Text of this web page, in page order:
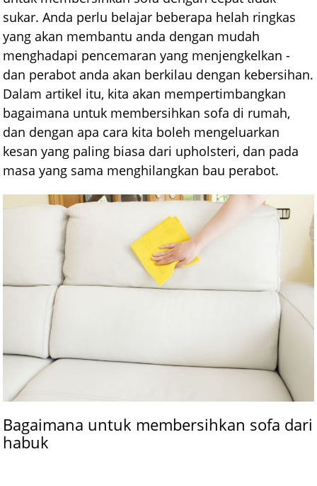
sukar. Anda perlu belajar beberapa helah ringkas
yang akan membantu anda dengan mudah
menghadapi pencemaran yang menjengkelkan -
dan perabot anda akan berkilau dengan kebersihan.
Dalam artikel itu, kita akan mempertimbangkan
bagaimana untuk membersihkan sofa di rumah,
dan dengan apa cara kita boleh mengeluarkan
kesan yang paling biasa dari upholsteri, dan pada
masa yang sama menghilangkan bau perabot.
Bagaimana untuk membersihkan sofa dari
habuk